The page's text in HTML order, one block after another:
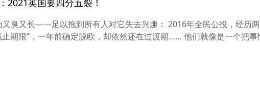
2021英国要四分五裂！
臭又长——足以拖到所有人对它失去兴趣： 2016年全民公投，经历两
期限”，一年前确定脱欧，却依然还在过渡期…… 他们就像是一个把